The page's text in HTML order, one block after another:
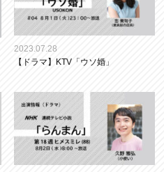
2023.07.28
【ドラマ】KTV「ウソ婚」